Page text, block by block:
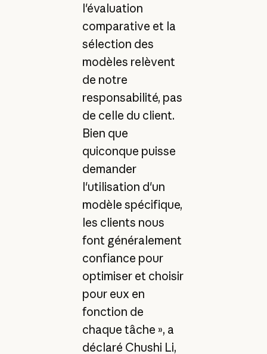
l'évaluation
comparative et la
sélection des
modèles relèvent
de notre
responsabilité, pas
de celle du client.
Bien que
quiconque puisse
demander
l'utilisation d'un
modèle spécifique,
les clients nous
font généralement
confiance pour
optimiser et choisir
pour eux en
fonction de
chaque tâche », a
déclaré Chushi Li,